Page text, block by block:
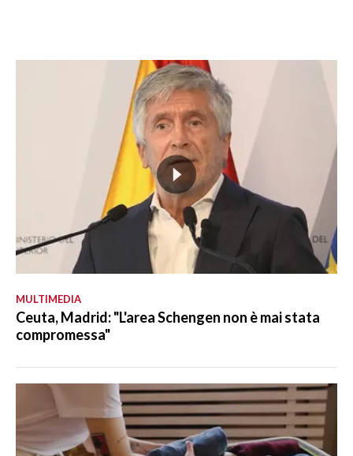
MULTIMEDIA
Ceuta, Madrid: "L'area Schengen non è mai stata
compromessa"